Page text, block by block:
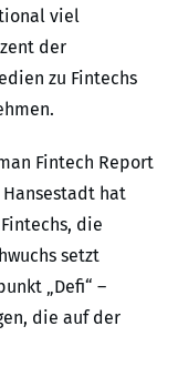
viel
der
zu Fintechs
Fintech Report
hat
die
setzt
„Defi“ –
die auf der